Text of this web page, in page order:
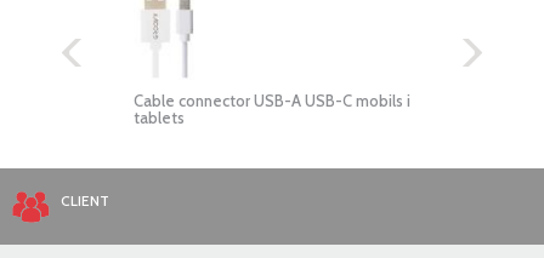
A USB-C mobils i
Cable connector USB-A USB-C mobils i
CLIENT